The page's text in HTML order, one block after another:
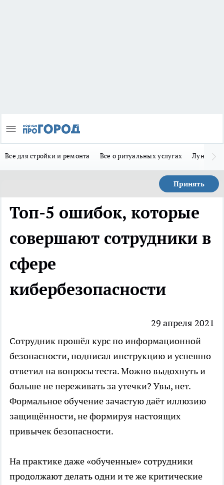
Все для стройки и ремонта Все о ритуальных услугах Лунно-
Принять
Топ-5 ошибок, которые
совершают сотрудники в
сфере
кибербезопасности
29 апреля 2021
Сотрудник прошёл курс по информационной
безопасности,подписал инструкцию и успешно
ответил на вопросы теста. Можно выдохнуть и
больше не переживать за утечки? Увы, нет.
Формальное обучение зачастую даёт иллюзию
защищённости, не формируя настоящих
привычек безопасности.
На практике даже «обученные» сотрудники
продолжают делать одни и те же критические